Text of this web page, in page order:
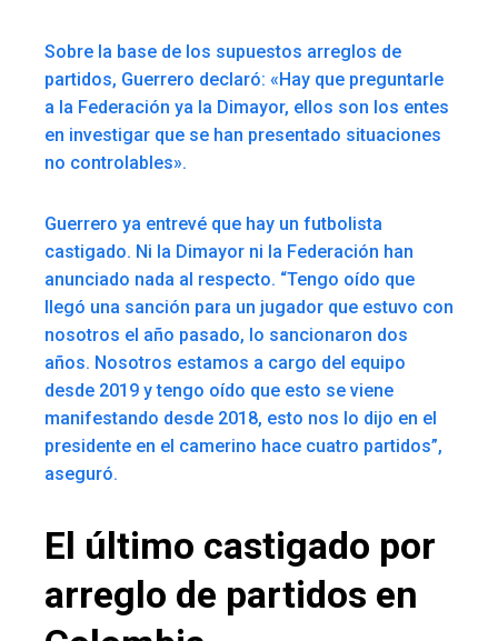
Sobre la base de los supuestos arreglos de
partidos, Guerrero declaró: «Hay que preguntarle
a la Federación ya la Dimayor, ellos son los entes
en investigar que se han presentado situaciones
no controlables».
Guerrero ya entrevé que hay un futbolista
castigado. Ni la Dimayor ni la Federación han
anunciado nada al respecto. “Tengo oído que
llegó una sanción para un jugador que estuvo con
nosotros el año pasado, lo sancionaron dos
años. Nosotros estamos a cargo del equipo
desde 2019 y tengo oído que esto se viene
manifestando desde 2018, esto nos lo dijo en el
presidente en el camerino hace cuatro partidos”,
aseguró.
El último castigado por
arreglo de partidos en